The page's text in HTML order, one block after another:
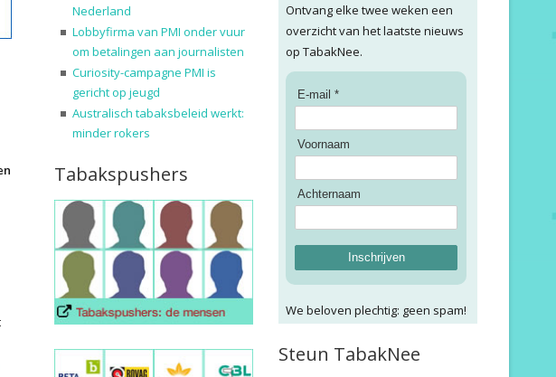
Nederland
Lobbyfirma van PMI onder vuur
om betalingen aan journalisten
Curiosity-campagne PMI is
gericht op jeugd
Australisch tabaksbeleid werkt:
minder rokers
Tabakspushers
Ontvang elke twee weken een
overzicht van het laatste nieuws
op TabakNee.
E-mail *
Voornaam
Achternaam
Inschrijven
We beloven plechtig: geen spam!
Steun TabakNee